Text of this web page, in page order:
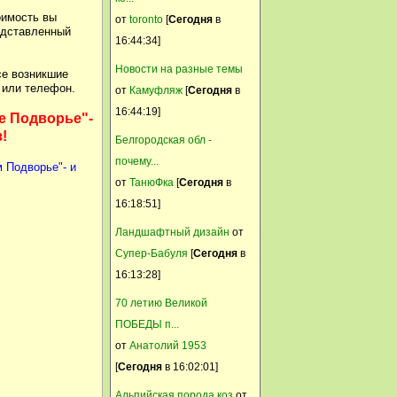
вы
возникшие
телефон.
Подворье"-
Подворье"- и
Почему не учавствуем в теме
к 70 летию победы ? Разве
14 Март, 2015, 00:28:28
Хоть бы кто то отсемафорил.
...
Никуша
13 Март, 2015, 21:55:41
...и затаились
Камуфляж
12 Март, 2015, 16:49:34
Они рассредоточились.
от toronto [Сегодня в
16:44:34]
Новости на разные темы
от Камуфляж [Сегодня в
16:44:19]
Белгородская обл -
почему...
от ТанюФка [Сегодня в
16:18:51]
Ландшафтный дизайн от
Супер-Бабуля [Сегодня в
16:13:28]
70 летию Великой
ПОБЕДЫ п...
от Анатолий 1953
[Сегодня в 16:02:01]
Альпийская порода коз от